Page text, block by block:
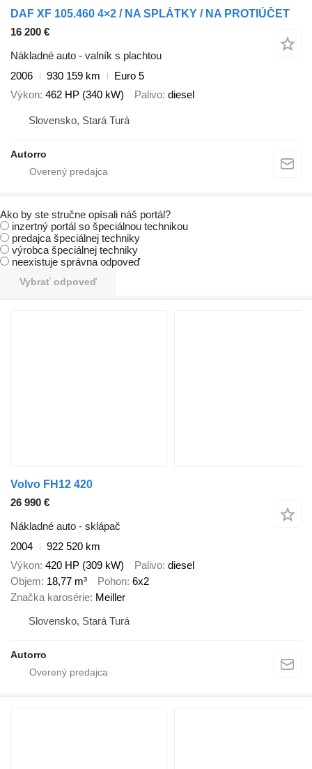
DAF XF 105.460 4×2 / NA SPLÁTKY / NA PROTIÚČET
16 200 €
Nákladné auto - valník s plachtou
2006
930 159 km
Euro 5
Výkon 462 HP (340 kW) Palivo diesel
Slovensko, Stará Turá
Autorro
Ako by ste stručne opísali náš portál?
inzertný portál so špeciálnou technikou
predajca špeciálnej techniky
výrobca špeciálnej techniky
neexistuje správna odpoveď
Vybrať odpoveď
Volvo FH12 420
26 990 €
Nákladné auto - sklápač
2004
922 520 km
Výkon 420 HP (309 kW) Palivo diesel
Objem 18,77 m³ Pohon 6x2
Značka karosérie Meiller
Slovensko, Stará Turá
Autorro